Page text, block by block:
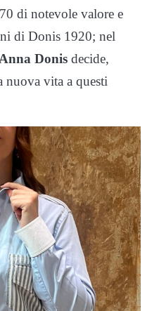
di notevole valore e
di Donis 1920; nel
Anna Donis decide,
nuova vita a questi